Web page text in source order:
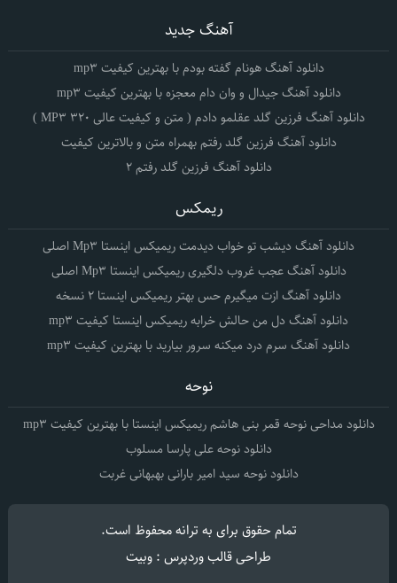
آهنگ جدید
دانلود آهنگ هونام گفته بودم با بهترین کیفیت mp3
دانلود آهنگ جیدال و وان دام معجزه با بهترین کیفیت mp3
دانلود آهنگ فرزین گلد عقلمو دادم ( متن و کیفیت عالی 320 MP3 )
دانلود آهنگ فرزین گلد رفتم بهمراه متن و بالاترین کیفیت
دانلود آهنگ فرزین گلد رفتم 2
ریمکس
دانلود آهنگ دیشب تو خواب دیدمت ریمیکس اینستا Mp3 اصلی
دانلود آهنگ عجب غروب دلگیری ریمیکس اینستا Mp3 اصلی
دانلود آهنگ ازت میگیرم حس بهتر ریمیکس اینستا 2 نسخه
دانلود آهنگ دل من حالش خرابه ریمیکس اینستا کیفیت mp3
دانلود آهنگ سرم درد میکنه سرور بیارید با بهترین کیفیت mp3
نوحه
دانلود مداحی نوحه قمر بنی هاشم ریمیکس اینستا با بهترین کیفیت mp3
دانلود نوحه علی پارسا مسلوب
دانلود نوحه سید امیر بارانی بهبهانی غربت
تمام حقوق برای به ترانهمحفوظ است.
طراحی قالب وردپرس : وبیت